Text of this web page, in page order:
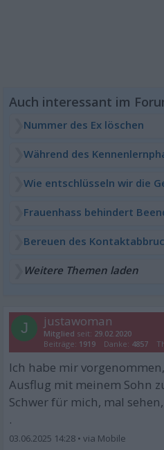
Nummer des Ex löschen
Bereuen des
Weitere Themen laden
J justawoman
Mitglied seit: 29.02.2020
Beiträge: 1919 Danke: 4857
Ich habe mir
Ausflug mit meinem Sohn
Schwer für mich, mal
.
03.06.2025 14:28 •